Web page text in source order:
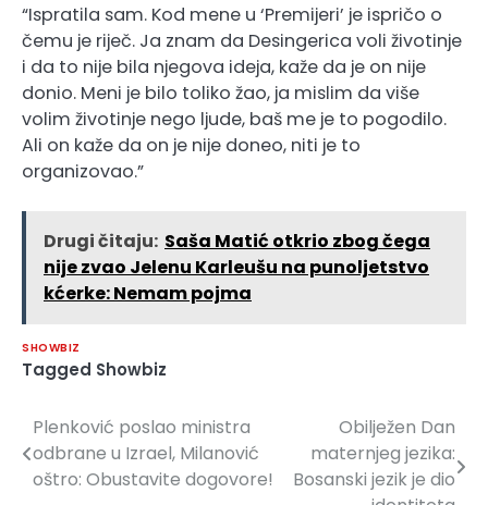
“Ispratila sam. Kod mene u ‘Premijeri’ je ispričo o
čemu je riječ. Ja znam da Desingerica voli životinje
i da to nije bila njegova ideja, kaže da je on nije
donio. Meni je bilo toliko žao, ja mislim da više
volim životinje nego ljude, baš me je to pogodilo.
Ali on kaže da on je nije doneo, niti je to
organizovao.”
Drugi čitaju: Saša Matić otkrio zbog čega
nije zvao Jelenu Karleušu na punoljetstvo
kćerke: Nemam pojma
SHOWBIZ
Tagged Showbiz
Navigacija
članaka
Plenković poslao ministra
odbrane u Izrael, Milanović
oštro: Obustavite dogovore!
Obilježen Dan
maternjeg jezika:
Bosanski jezik je dio